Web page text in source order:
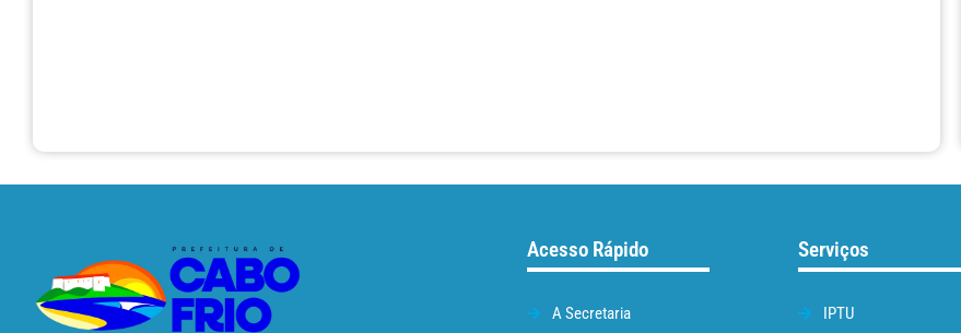
Acesso Rápido
A Secretaria
Serviços
IPTU